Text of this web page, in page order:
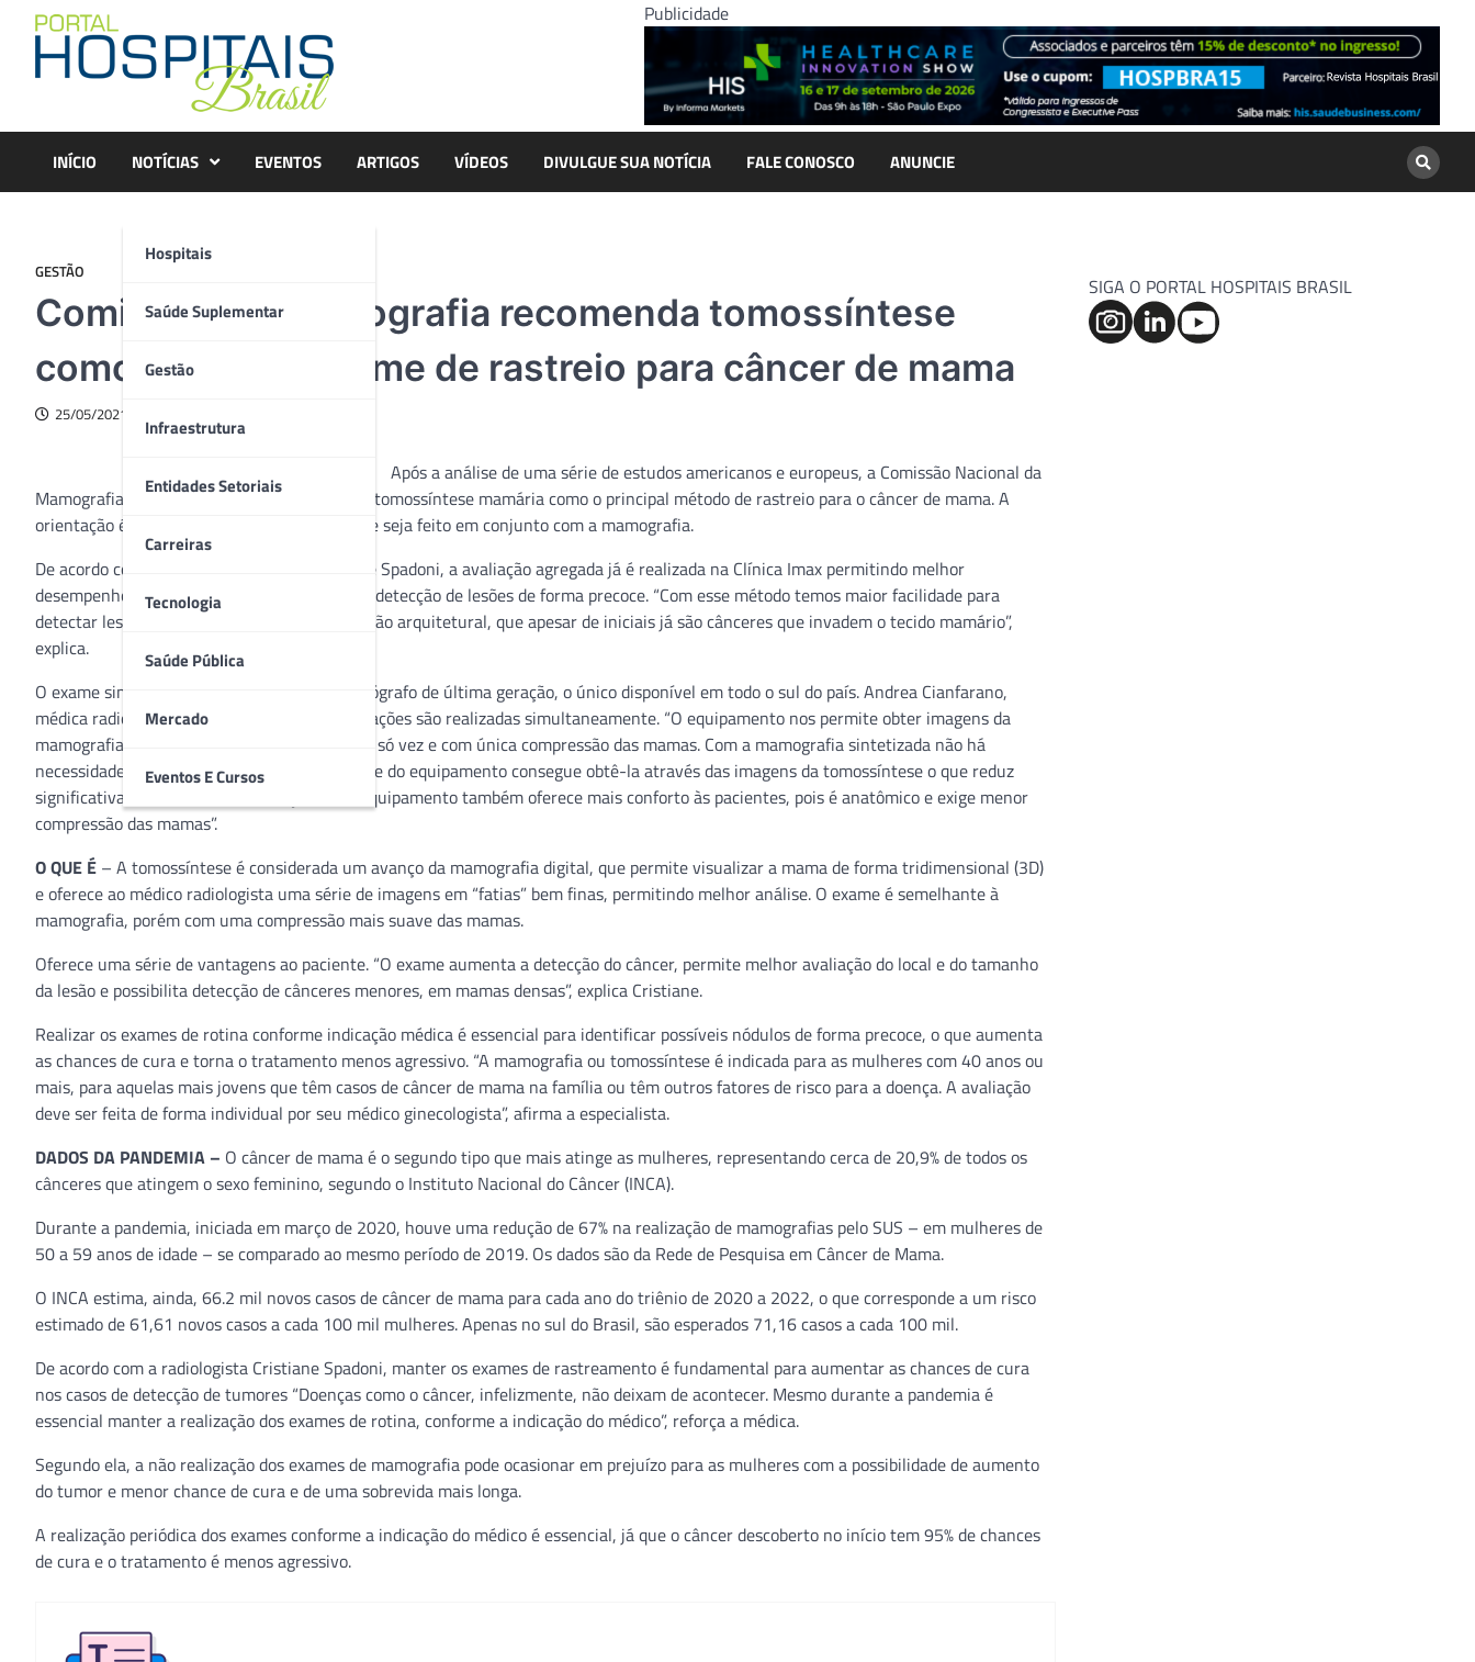
content
Publicidade
INÍCIO NOTÍCIAS
Hospitais
Saúde Suplementar
Gestão
Infraestrutura
Entidades Setoriais
Carreiras
Tecnologia
Saúde Pública
Mercado
Eventos E Cursos
EVENTOS ARTIGOS VÍDEOS DIVULGUE SUA NOTÍCIA FALE CONOSCO ANUNCIE
GESTÃO
Comissão de Mamografia recomenda tomossíntese
como principal exame de rastreio para câncer de mama
25/05/2021
Após a análise de uma série de estudos americanos e europeus, a Comissão Nacional da
Mamografia divulgou um parecer indicando a tomossíntese mamária como o principal método de rastreio para o câncer de mama. A
orientação é de que, quando possível, o exame seja feito em conjunto com a mamografia.
De acordo com a médica radiologista Cristiane Spadoni, a avaliação agregada já é realizada na Clínica Imax permitindo melhor
desempenho, resultados mais precisos – com detecção de lesões de forma precoce. “Com esse método temos maior facilidade para
detectar lesões pequenas associadas a distorção arquitetural, que apesar de iniciais já são cânceres que invadem o tecido mamário”,
explica.
O exame simultâneo é realizado em um mamógrafo de última geração, o único disponível em todo o sul do país. Andrea Cianfarano,
médica radiologista, explica que as duas avaliações são realizadas simultaneamente. “O equipamento nos permite obter imagens da
mamografia digital e da tomossíntese de uma só vez e com única compressão das mamas. Com a mamografia sintetizada não há
necessidade da mamografia 2D pois o software do equipamento consegue obtê-la através das imagens da tomossíntese o que reduz
significativamente a dose de radiação. Esse equipamento também oferece mais conforto às pacientes, pois é anatômico e exige menor
compressão das mamas”.
O QUE É – A tomossíntese é considerada um avanço da mamografia digital, que permite visualizar a mama de forma tridimensional (3D)
e oferece ao médico radiologista uma série de imagens em “fatias” bem finas, permitindo melhor análise. O exame é semelhante à
mamografia, porém com uma compressão mais suave das mamas.
Oferece uma série de vantagens ao paciente. “O exame aumenta a detecção do câncer, permite melhor avaliação do local e do tamanho
da lesão e possibilita detecção de cânceres menores, em mamas densas”, explica Cristiane.
Realizar os exames de rotina conforme indicação médica é essencial para identificar possíveis nódulos de forma precoce, o que aumenta
as chances de cura e torna o tratamento menos agressivo. “A mamografia ou tomossíntese é indicada para as mulheres com 40 anos ou
mais, para aquelas mais jovens que têm casos de câncer de mama na família ou têm outros fatores de risco para a doença. A avaliação
deve ser feita de forma individual por seu médico ginecologista”, afirma a especialista.
DADOS DA PANDEMIA – O câncer de mama é o segundo tipo que mais atinge as mulheres, representando cerca de 20,9% de todos os
cânceres que atingem o sexo feminino, segundo o Instituto Nacional do Câncer (INCA).
Durante a pandemia, iniciada em março de 2020, houve uma redução de 67% na realização de mamografias pelo SUS – em mulheres de
50 a 59 anos de idade – se comparado ao mesmo período de 2019. Os dados são da Rede de Pesquisa em Câncer de Mama.
O INCA estima, ainda, 66.2 mil novos casos de câncer de mama para cada ano do triênio de 2020 a 2022, o que corresponde a um risco
estimado de 61,61 novos casos a cada 100 mil mulheres. Apenas no sul do Brasil, são esperados 71,16 casos a cada 100 mil.
De acordo com a radiologista Cristiane Spadoni, manter os exames de rastreamento é fundamental para aumentar as chances de cura
nos casos de detecção de tumores “Doenças como o câncer, infelizmente, não deixam de acontecer. Mesmo durante a pandemia é
essencial manter a realização dos exames de rotina, conforme a indicação do médico”, reforça a médica.
Segundo ela, a não realização dos exames de mamografia pode ocasionar em prejuízo para as mulheres com a possibilidade de aumento
do tumor e menor chance de cura e de uma sobrevida mais longa.
A realização periódica dos exames conforme a indicação do médico é essencial, já que o câncer descoberto no início tem 95% de chances
de cura e o tratamento é menos agressivo.
SIGA O PORTAL HOSPITAIS BRASIL